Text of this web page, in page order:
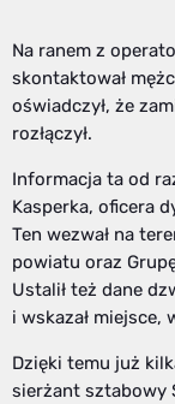
Na ranem z
skontaktował
oświadczył, że
rozłączył.
Informacja ta od
Kasperka, oficera
Ten wezwał na
powiatu oraz
Ustalił też dane
i wskazał
Dzięki temu już
sierżant sztabowy